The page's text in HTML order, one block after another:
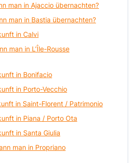
man in Ajaccio übernachten?
man in Bastia übernachten?
in Calvi
man in L’Île-Rousse
in Bonifacio
in Porto-Vecchio
in Saint-Florent / Patrimonio
in Piana / Porto Ota
in Santa Giulia
man in Propriano